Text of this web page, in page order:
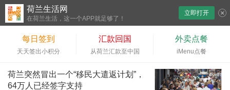
荷兰生活网
在荷兰生活，这一个APP就足够了！
立即打开
每日签到
天天签出小积分
汇款回国
从荷兰汇款至中国
外卖点餐
iMenu点餐
荷兰突然冒出一个“移民大遣返计划”，
64万人已经签字支持